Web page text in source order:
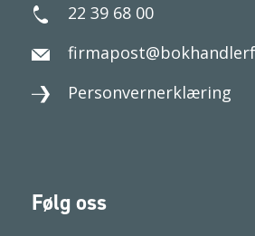
22 39 68 00
Personvernerklæring
Følg oss